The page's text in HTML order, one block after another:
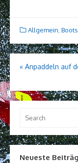
Allgemein
« Anpaddeln auf
for:
Neueste